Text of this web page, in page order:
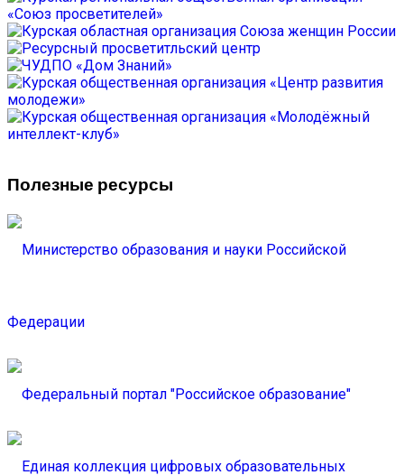
Полезные ресурсы